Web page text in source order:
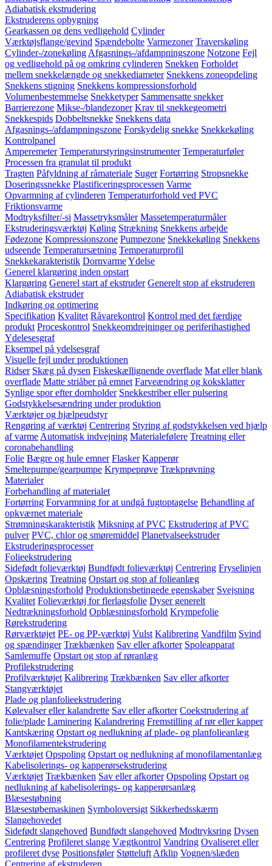
Adiabatisk ekstrudering
Ekstruderens opbygning
Gearkassen og dens vedligehold Cylinder
Værktøjsflange/gevind Spændebolte Varmezoner Traverskøling
Cylinder-/zonekøling Afgasnings-/afdampningszone Notzone Fejl
og vedligehold på og omkring cylinderen Snekken Forholdet
mellem snekkelængde og snekkediameter Snekkens zoneopdeling
Snekkens stigning Snekkens kompressionsforhold
Volumenbestemmelse Snekketyper Sammensatte snekker
Barrierezone Mikse-/blandezoner Krav til snekkegeometri
Snekkespids Dobbeltsnekke Snekkens data
Afgasnings-/afdampningszone Forskydelig snekke Snekkekøling
Kontrolpanel
Amperemeter Temperaturstyringsinstrumenter Temperaturføler
Processen fra granulat til produkt
Tragten Påfyldning af råmateriale Suger Fortørring Stropsnekke
Doseringssnekke Plastificeringsprocessen Varme
Opvarmning af cylinderen Temperaturforhold ved PVC
Friktionsvarme
Modtryksfilter/-si Massetryksmåler Massetemperaturmåler
Ekstruderingsværktøj Køling Strækning Snekkens arbejde
Fødezone Kompressionszone Pumpezone Snekkekøling Snekkens
udseende Temperatursætning Temperaturprofil
Snekkekarakteristik DornvarmeYdelse
Generel klargøring inden opstart
Klargøring Generel start af ekstruder Generelt stop af ekstruderen
Adiabatisk ekstruder
Indkøring og optimering
Specifikation Kvalitet Råvarekontrol Kontrol med det færdige
produkt Proceskontrol Snekkeomdrejninger og periferihastighed
Ydelesesgraf
Eksempel på ydelsesgraf
Visuelle fejl under produktionen
Ridser Skæg på dysen Fiskeskællignende overflade Mat eller blank
overflade Matte striåber på emnet Farveændring og koksklatter
Synlige spor efter dornholder Snekkestriber eller pulsering
Godstykkelsesændring under produktion
Værktøjer og hjælpeudstyr
Rengøring af værktøj Centrering Styring af godstykkelsen ved hjælp
af varme Automatisk indvejning Materialefølere Treatning eller
coronabehandling
Folie Bægre og hule emner Flasker Kapperør
Smeltepumpe/gearpumpe Krympeprøve Trækprøvning
Materialer
Forbehandling af materialet
Fortørring Forvarmning for at undgå fugtoptagelse Behandling af
opkværnet materiale
Strømningskarakteristik Miksning af PVC Ekstrudering af PVC
pulver PVC, chlor og smøremiddel Planetvalseekstruder
Ekstruderingsprocesser
Folieekstrudering
Sidefødt folieværktøj Bundfødt folieværktøj Centrering Fryselinjen
Opskæring Treatning Opstart og stop af folieanlæg
Opblæsningsforhold Produktionsbetingede egenskaber Svejsning
Kvalitet Folieværktøj for flerlagsfolie Dyser generelt
Nedtrækningsforhold Opblæsningsforhold Krympefolie
Rørekstrudering
Rørværktøjet PE- og PP-værktøj Vulst Kalibrering Vandfilm Svind
og spændinger Trækbænken Sav eller afkorter Spoleapparat
Samlemuffe Opstart og stop af røranlæg
Profilekstrudering
Profilværktøjet Kalibrering Trækbænken Sav eller afkorter
Stangværktøjet
Plade og planfolieekstrudering
Kølevalser eller kalandrette Sav eller afkorter Coekstrudering af
folie/plade Laminering Kalandrering Fremstilling af rør eller kapper
Kantskæring Opstart og nedlukning af plade- og planfolieanlæg
Monofilamentekstrudering
Værktøjet Opspoling Opstart og nedlukning af monofilamentanlæg
Kabelisolerings- og kapperørsekstrudering
Værktøjet Trækbænken Sav eller afkorter Opspoling Opstart og
nedlukning af kabelisolerings- og kapperørsanlæg
Blæsestøbning
Blæsestøbemaskinen Symboloversigt Sikkerhedsskærm
Slangehovedet
Sidefødt slangehoved Bundfødt slangehoved Modtryksring Dysen
Centrering Profileret slange Vægtkontrol Vandring Ovaliseret eller
profileret dyse Positionsføler Støtteluft Afklip Vognen/slæden
Centrering af ekstruderen